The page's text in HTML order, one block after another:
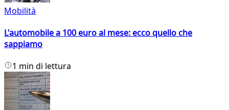
Mobilità
L'automobile a 100 euro al mese: ecco quello che
sappiamo
1 min di lettura